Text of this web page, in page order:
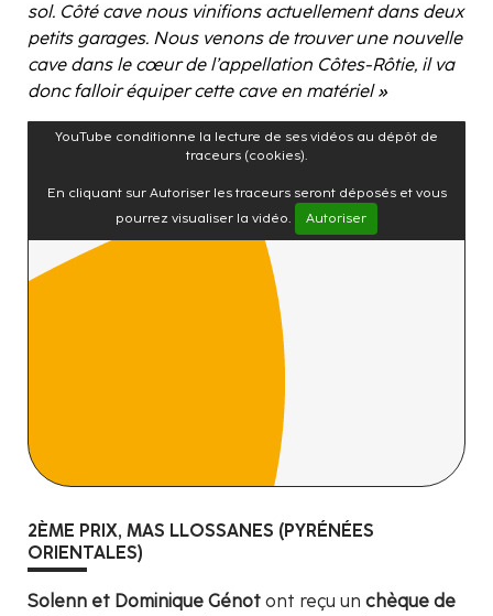
sol. Côté cave nous vinifions actuellement dans deux
petits garages. Nous venons de trouver une nouvelle
cave dans le cœur de l’appellation Côtes-Rôtie, il va
donc falloir équiper cette cave en matériel »
YouTube conditionne la lecture de ses vidéos au dépôt de
traceurs (cookies).
En cliquant sur Autoriser les traceurs seront déposés et vous
pourrez visualiser la vidéo.
Autoriser
2ÈME PRIX, MAS LLOSSANES (PYRÉNÉES
ORIENTALES)
Solenn et Dominique Génot ont reçu un chèque de